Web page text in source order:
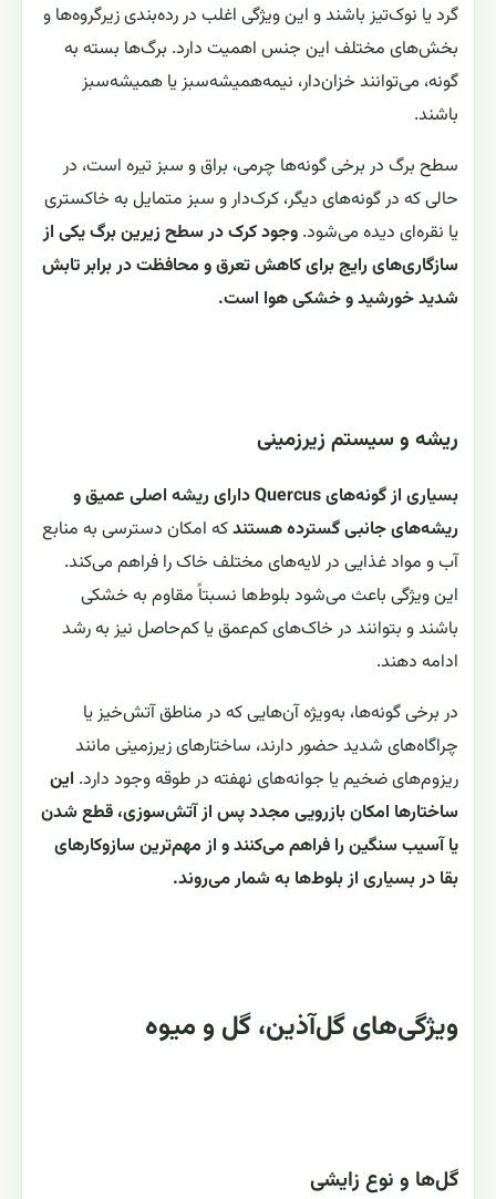
گرد یا نوک‌تیز باشند و این ویژگی اغلب در رده‌بندی زیرگروه‌ها و
بخش‌های مختلف این جنس اهمیت دارد. برگ‌ها بسته به
گونه، می‌توانند خزان‌دار، نیمه‌همیشه‌سبز یا همیشه‌سبز
باشند.
سطح برگ در برخی گونه‌ها چرمی، براق و سبز تیره است، در
حالی که در گونه‌های دیگر، کرک‌دار و سبز متمایل به خاکستری
یا نقره‌ای دیده می‌شود. وجود کرک در سطح زیرین برگ یکی از
سازگاری‌های رایج برای کاهش تعرق و محافظت در برابر تابش
شدید خورشید و خشکی هوا است.
ریشه و سیستم زیرزمینی
بسیاری از گونه‌های Quercus دارای ریشه اصلی عمیق و
ریشه‌های جانبی گسترده هستندکه امکان دسترسی به منابع
آب و مواد غذایی در لایه‌های مختلف خاک را فراهم می‌کند.
این ویژگی باعث می‌شود بلوط‌ها نسبتاً مقاوم به خشکی
باشند و بتوانند در خاک‌های کم‌عمق یا کم‌حاصل نیز به رشد
ادامه دهند.
در برخی گونه‌ها، به‌ویژه آن‌هایی که در مناطق آتش‌خیز یا
چراگاه‌های شدید حضور دارند، ساختارهای زیرزمینی مانند
ریزوم‌های ضخیم یا جوانه‌های نهفته در طوقه وجود دارد. این
ساختارها امکان بازرویی مجدد پس از آتش‌سوزی، قطع شدن
یا آسیب سنگین را فراهم می‌کنند و از مهم‌ترین سازوکارهای
بقا در بسیاری از بلوط‌ها به شمار می‌روند.
ویژگی‌های گل‌آذین، گل و میوه
گل‌ها و نوع زایشی